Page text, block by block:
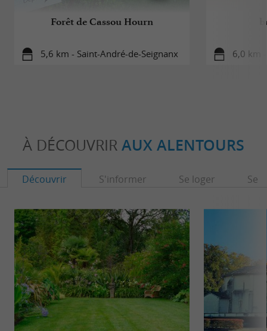
Forêt de Cassou Hourn
5,6 km - Saint-André-de-Seignanx 6,0 km
À DÉCOUVRIR AUX ALENTOURS
Découvrir S'informer Se loger Se